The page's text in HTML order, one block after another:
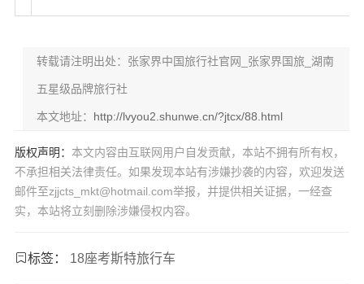
转载请注明出处：张家界中国旅行社官网_张家界国旅_湖南
五星级品牌旅行社
本文地址： http://lvyou2.shunwe.cn/?jtcx/88.html
版权声明： 本文内容由互联网用户自发贡献，本站不拥有所有权，
不承担相关法律责任。如果发现本站有涉嫌抄袭的内容，欢迎发送
邮件至zjjcts_mkt@hotmail.com举报，并提供相关证据，一经查
实，本站将立刻删除涉嫌侵权内容。
标签： 18座考斯特旅行车